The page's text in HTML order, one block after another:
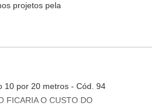
projetos pela
10 por 20 metros - Cód. 94
FICARIA O CUSTO DO